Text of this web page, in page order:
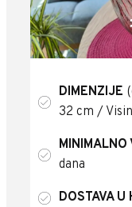
DIMENZIJE
32 cm /
dana
DOSTAVA U